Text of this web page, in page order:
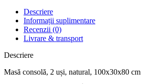
Descriere
Informații suplimentare
Recenzii (0)
Livrare & transport
Descriere
Masă consolă, 2 uși, natural, 100x30x80 cm